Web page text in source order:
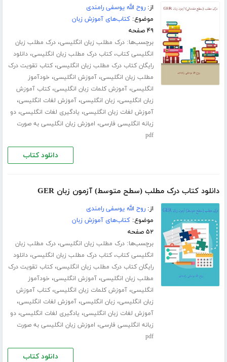
از:روح الله یوسفی رامندی
موضوع:کتاب‌های آموزش زبان
۴۹ صفحه
برچسب‌ها:درک مطلب زبان انگلیسی،درک مطلب زبان
انگلیسی کتاب،کتاب درک مطلب زبان انگلیسی،دانلود
رایگان کتاب درک مطلب زبان انگلیسی،کتاب تقویت درک
مطلب زبان انگلیسی،آموزش انگلیسی، خودآموز
انگلیسی،آموزش کلمات زبان انگلیسی،کتاب آموزش
زبان انگلیسی، زبان انگلیسی،آموزش لغات انگلیسی،
آموزش لغات زبان انگلیسی، یادگیری لغات انگلیسی،دو
زبانه انگلیسی فارسی، اموزش زبان انگلیسی به صورت
pdf
دانلود کتاب
دانلود کتاب درک مطلب (سطح متوسط) آزمون زبان GER
از:روح الله یوسفی رامندی
موضوع:کتاب‌های آموزش زبان
۵۲ صفحه
برچسب‌ها:درک مطلب زبان انگلیسی،درک مطلب زبان
انگلیسی کتاب،کتاب درک مطلب زبان انگلیسی،دانلود
رایگان کتاب درک مطلب زبان انگلیسی،کتاب تقویت درک
مطلب زبان انگلیسی،آموزش انگلیسی، خودآموز
انگلیسی،آموزش کلمات زبان انگلیسی،کتاب آموزش
زبان انگلیسی، زبان انگلیسی،آموزش لغات انگلیسی،
آموزش لغات زبان انگلیسی، یادگیری لغات انگلیسی،دو
زبانه انگلیسی فارسی، اموزش زبان انگلیسی به صورت
pdf
دانلود کتاب